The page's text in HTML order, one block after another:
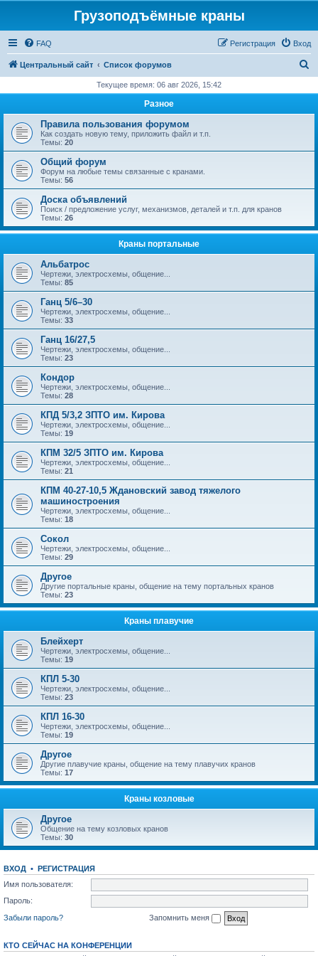
Грузоподъёмные краны
FAQ Вход
Регистрация
Центральный сайт Список форумов
с
Текущее время: 06 авг 2026, 15:42
Разное
Правила пользования форумом
Как создать новую тему, приложить файл и т.п.
Темы: 20
Общий форум
Форум на любые темы связанные с кранами.
Темы: 56
Доска объявлений
Поиск / предложение услуг, механизмов, деталей и т.п. для кранов
Темы: 26
Краны портальные
Альбатрос
Чертежи, электросхемы, общение...
Темы: 85
Ганц 5/6–30
Чертежи, электросхемы, общение...
Темы: 33
Ганц 16/27,5
Чертежи, электросхемы, общение...
Темы: 23
Кондор
Чертежи, электросхемы, общение...
Темы: 28
КПД 5/3,2 ЗПТО им. Кирова
Чертежи, электросхемы, общение...
Темы: 19
КПМ 32/5 ЗПТО им. Кирова
Чертежи, электросхемы, общение...
Темы: 21
КПМ 40-27-10,5 Ждановский завод тяжелого
машиностроения
Чертежи, электросхемы, общение...
Темы: 18
Сокол
Чертежи, электросхемы, общение...
Темы: 29
Другое
Другие портальные краны, общение на тему портальных кранов
Темы: 23
Краны плавучие
Блейхерт
Чертежи, электросхемы, общение...
Темы: 19
КПЛ 5-30
Чертежи, электросхемы, общение...
Темы: 23
КПЛ 16-30
Чертежи, электросхемы, общение...
Темы: 19
Другое
Другие плавучие краны, общение на тему плавучих кранов
Темы: 17
Краны козловые
Другое
Общение на тему козловых кранов
Темы: 30
ВХОД • РЕГИСТРАЦИЯ
Имя пользователя:
Пароль:
Забыли пароль?
Запомнить меня
КТО СЕЙЧАС НА КОНФЕРЕНЦИИ